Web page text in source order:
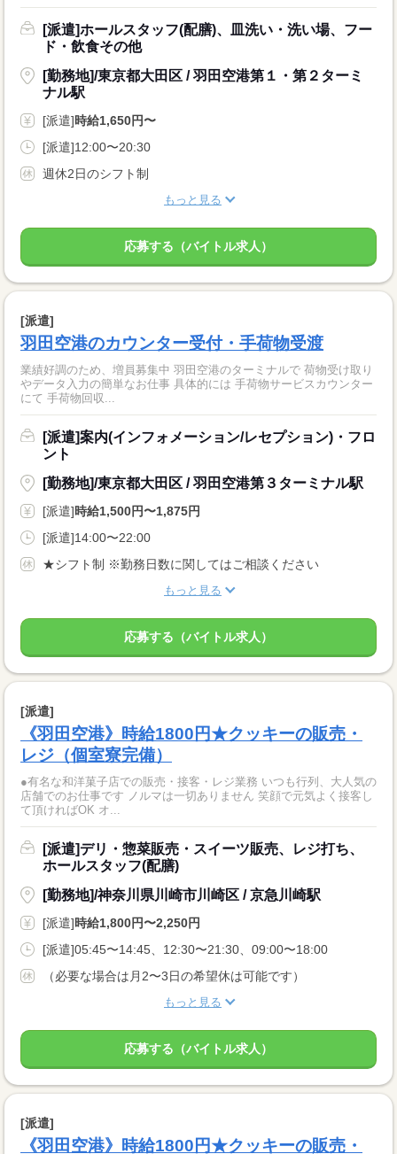
[派遣]ホールスタッフ(配膳)、皿洗い・洗い場、フー
ド・飲食その他
[勤務地]/東京都大田区 / 羽田空港第１・第２ターミ
ナル駅
[派遣]時給1,650円〜
[派遣]12:00〜20:30
週休2日のシフト制
もっと見る
応募する（バイトル求人）
[派遣]
羽田空港のカウンター受付・手荷物受渡
業績好調のため、増員募集中 羽田空港のターミナルで 荷物受け取り
やデータ入力の簡単なお仕事 具体的には 手荷物サービスカウンター
にて 手荷物回収...
[派遣]案内(インフォメーション/レセプション)・フロ
ント
[勤務地]/東京都大田区 / 羽田空港第３ターミナル駅
[派遣]時給1,500円〜1,875円
[派遣]14:00〜22:00
★シフト制 ※勤務日数に関してはご相談ください
もっと見る
応募する（バイトル求人）
[派遣]
《羽田空港》時給1800円★クッキーの販売・
レジ（個室寮完備）
●有名な和洋菓子店での販売・接客・レジ業務 いつも行列、大人気の
店舗でのお仕事です ノルマは一切ありません 笑顔で元気よく接客し
て頂ければOK オ...
[派遣]デリ・惣菜販売・スイーツ販売、レジ打ち、
ホールスタッフ(配膳)
[勤務地]/神奈川県川崎市川崎区 / 京急川崎駅
[派遣]時給1,800円〜2,250円
[派遣]05:45〜14:45、12:30〜21:30、09:00〜18:00
（必要な場合は月2〜3日の希望休は可能です）
もっと見る
応募する（バイトル求人）
[派遣]
《羽田空港》時給1800円★クッキーの販売・